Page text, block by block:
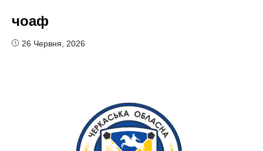
чоаф
26 Червня, 2026